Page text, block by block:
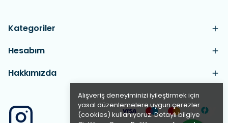
Alışveriş deneyiminizi iyileştirmek için
yasal düzenlemelere uygun çerezler
(cookies) kullanıyoruz. Detaylı bilgiye
Kategoriler
Hesabım
Hakkımızda